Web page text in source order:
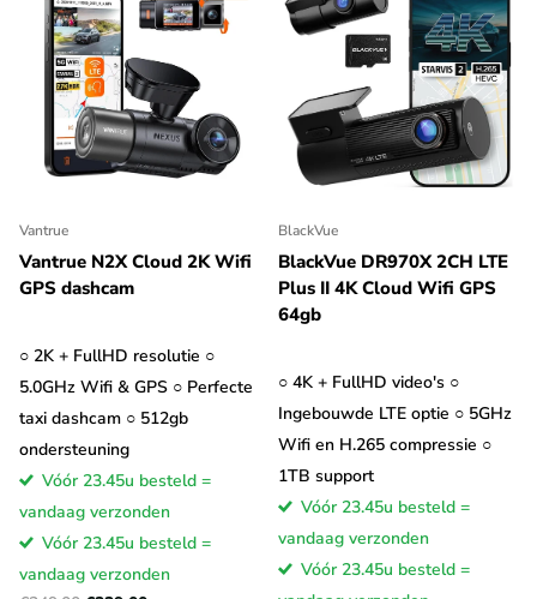
dashcams die
elk op een
andere manier
verbinding met
de Cloud
maken: Via een
eerste (en meest voorkomende) geval dient de dashcam met
een Wifi Hotspot te worden verbonden met internet. Lang
niet alle auto's hebben deze mogelijkheid, daarom bieden we bij
elke dashcam een SIM Wifi adapter aan om eenvoudig een Wifi
hotspot te maken.
Sommige dashcams hebben de mogelijkheid om er een SIM
kaart in te plaatsen. In dat geval is dus geen Wifi hotspot meer
nodig, de dashcam is namelijk direct verbonden met internet
(net als mobiele telefoon).
In beide gevallen zul je echter een
SIM kaart met mobiel data abonnement moeten hebben
Vantrue
Vantrue N2X Cloud 2K Wifi
GPS dashcam
○ 2K + FullHD resolutie ○
5.0GHz Wifi & GPS ○ Perfecte
taxi dashcam ○ 512gb
ondersteuning
Vóór 23.45u besteld =
vandaag verzonden
Vóór 23.45u besteld =
vandaag verzonden
BlackVue
BlackVue DR970X 2CH LTE
Plus II 4K Cloud Wifi GPS
64gb
○ 4K + FullHD video's ○
Ingebouwde LTE optie ○ 5GHz
Wifi en H.265 compressie ○
1TB support
Vóór 23.45u besteld =
vandaag verzonden
Vóór 23.45u besteld =